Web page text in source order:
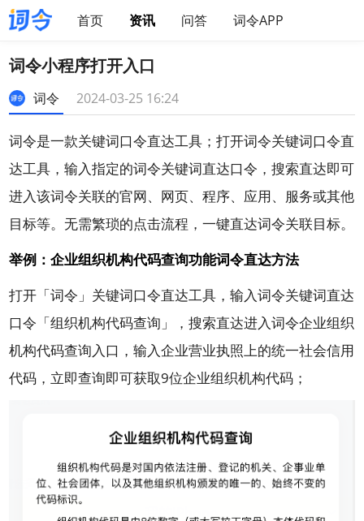
首页 资讯 问答 词令APP
词令小程序打开入口
词令 2024-03-25 16:24
词令是一款关键词口令直达工具 ；打开词令关键词口令直
达工具，输入指定的词令关键词直达口令，搜索直达即可
进入该词令关联的官网、网页、程序、应用、服务或其他
目标等。无需繁琐的点击流程，一键直达词令关联目标。
举例：企业组织机构代码查询功能词令直达方法
打开「词令」关键词口令直达工具，输入词令关键词直达
口令 「组织机构代码查询」，搜索直达进入词令企业组织
机构代码查询入口，输入企业营业执照上的统一社会信用
代码，立即查询即可获取9位企业组织机构代码；